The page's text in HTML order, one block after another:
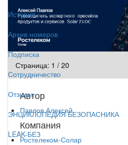
История
Архив номеров
Подписка
Сотрудничество
Отзывы
ЭНЦИКЛОПЕДИЯ БЕЗОПАСНИКА
LEAK-БЕЗ
Страница: 1 / 20
Автор
Павлов Алексей
Компания
Ростелеком-Солар